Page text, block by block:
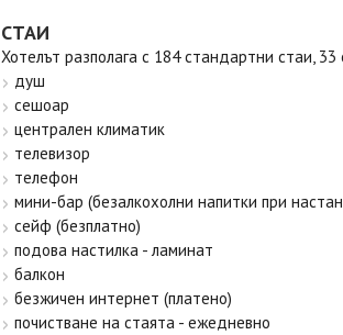
СТАИ
Хотелът разполага с 184 стандартни стаи,
душ
сешоар
централен климатик
телевизор
телефон
мини-бар (безалкохолни напитки при
сейф (безплатно)
подова настилка - ламинат
балкон
безжичен интернет (платено)
почистване на стаята - ежедневно